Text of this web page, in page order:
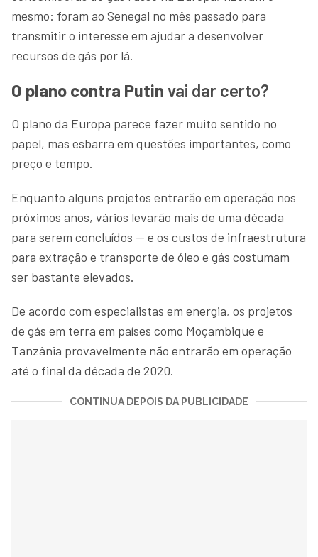
mesmo: foram ao Senegal no mês passado para
transmitir o interesse em ajudar a desenvolver
recursos de gás por lá.
O plano contra Putin vai dar certo?
O plano da Europa parece fazer muito sentido no
papel, mas esbarra em questões importantes, como
preço e tempo.
Enquanto alguns projetos entrarão em operação nos
próximos anos, vários levarão mais de uma década
para serem concluídos — e os custos de infraestrutura
para extração e transporte de óleo e gás costumam
ser bastante elevados.
De acordo com especialistas em energia, os projetos
de gás em terra em países como Moçambique e
Tanzânia provavelmente não entrarão em operação
até o final da década de 2020.
CONTINUA DEPOIS DA PUBLICIDADE